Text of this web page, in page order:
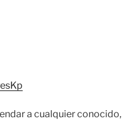
a cualquier conocido,